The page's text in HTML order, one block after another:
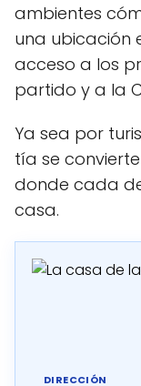
ambientes
una ubicación
acceso a los
partido y a la
Ya sea por
tía se
donde cada
casa.
DIRECCIÓN